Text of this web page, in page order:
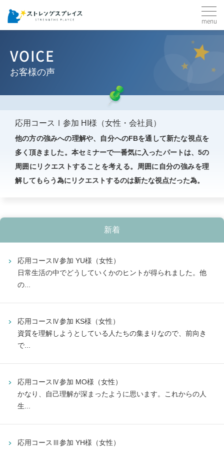
VOICE
お客様の声
応用コースⅠ参加 HI様（女性・会社員）
他の方の強みへの理解や、自分へのFBを通して新たな視点を
多く頂きました。本セミナーで一番気に入ったパートは、5の
周囲にリクエストすることを考える。周囲に自分の強みを理
解してもらう為にリクエストするのは新たな視点だった為。
新着
応用コースⅣ参加 YU様（女性）
日常生活の中でどうしていくかのヒントが得られました。他
の...
応用コースⅣ参加 KS様（女性）
資質を理解しようとしている人たちの集まりなので、前向き
で...
応用コースⅣ参加 MO様（女性）
かなり、自己理解が深まったように思います。これからの人
生...
応用コースⅢ参加 YH様（女性）
menu